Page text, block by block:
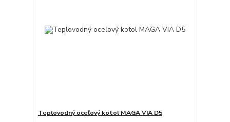
Teplovodný oceľový kotol MAGA VIA D5